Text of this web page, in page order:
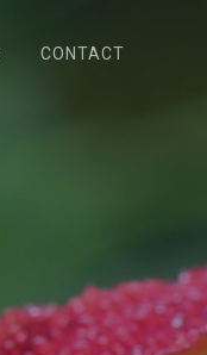
CONTACT